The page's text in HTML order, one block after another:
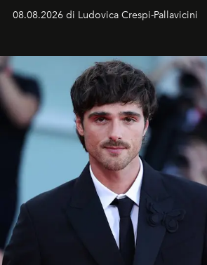
Sarà il momento in cui gli occhi si
celeste per seguire il passaggio delle
all’universo i desideri più segreti
08.08.2026 di Ludovica Crespi-Pallavicini